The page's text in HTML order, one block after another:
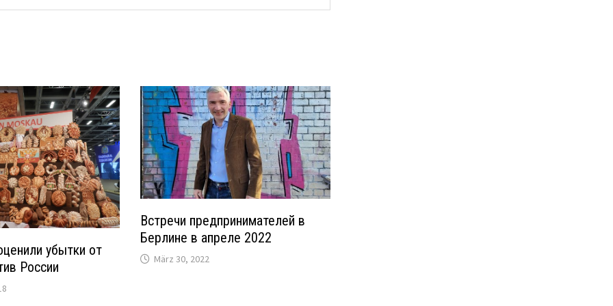
убытки от
России
Встречи предпринимателей в
Берлине в апреле 2022
März 30, 2022